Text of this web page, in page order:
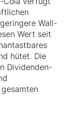
Wall-
Wert seit
hütet. Die
Dividenden-